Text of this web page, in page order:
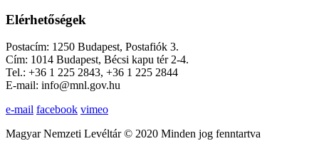
Elérhetőségek
Postacím: 1250 Budapest, Postafiók 3.
Cím: 1014 Budapest, Bécsi kapu tér 2-4.
Tel.: +36 1 225 2843, +36 1 225 2844
E-mail: info@mnl.gov.hu
e-mail facebook vimeo
Magyar Nemzeti Levéltár © 2020 Minden jog fenntartva